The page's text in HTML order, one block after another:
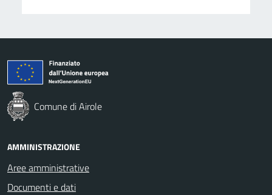
Comune di Airole
AMMINISTRAZIONE
Aree amministrative
Documenti e dati